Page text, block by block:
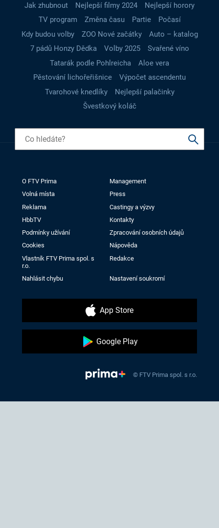
Jak zhubnout Nejlepší filmy 2024
Nejlepší horory
TV program
Změna času Partie
Počasí
Kdy budou volby
ZOO Nové začátky
Auto – katalog
7 pádů Honzy Dědka
Volby 2025
Svařené víno
Tatarák podle Pohlreicha
Aloe vera
Pěstování lichořeřišnice
Výpočet ascendentu
Tvarohové knedlíky
Nejlepší palačinky
Švestkový koláč
O FTV Prima
Management
Volná místa
Press
Reklama
Castingy a výzvy
HbbTV
Kontakty
Podmínky užívání
Zpracování osobních údajů
Cookies
Nápověda
Vlastník FTV Prima spol. s
r.o.
Redakce
Nahlásit chybu Nastavení soukromí
App Store
Google Play
© FTV Prima spol. s r.o.